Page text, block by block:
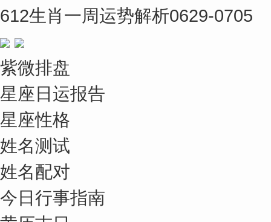
612生肖一周运势解析0629-0705
紫微排盘
星座日运报告
星座性格
姓名测试
姓名配对
今日行事指南